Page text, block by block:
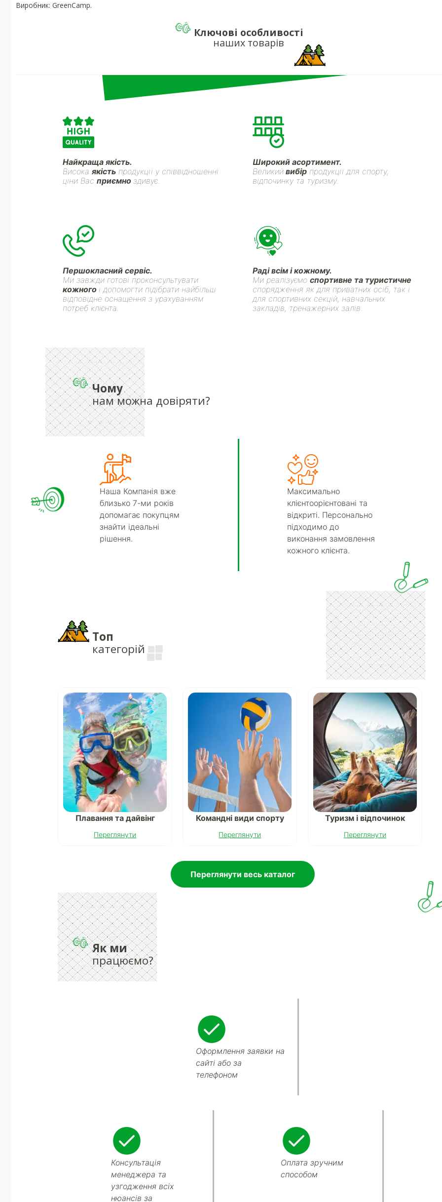
Виробник: GreenCamp.
Ключові особливості
наших товарів
Найкраща якість.
Висока якістьпродукції у співвідношенні
ціни Вас приємно здивує.
Широкий асортимент.
Великийвибірпродукції для спорту,
відпочинку та туризму.
Першокласний сервіс.
Ми завжди готові проконсультувати
кожного і допомогти підібрати найбільш
відповідне оснащення з урахуванням
потреб клієнта.
Раді всім і кожному.
Ми реалізуємо спортивне та туристичне
спорядження як для приватних осіб, так і
для спортивних секцій, навчальних
закладів, тренажерних залів.
Чому
нам можна довіряти?
Наша Компанія вже
близько 7-ми років
допомагає покупцям
знайти ідеальні
рішення.
Максимально
клієнтоорієнтовані та
відкриті. Персонально
підходимо до
виконання замовлення
кожного клієнта.
Топ
категорій
Плавання та дайвінг
Переглянути
Командні види спорту
Переглянути
Туризм і відпочинок
Переглянути
Переглянути весь каталог
Як ми
працюємо?
Оформлення заявки на
сайті або за
телефоном
Консультація
менеджера та
узгодження всіх
нюансів за
Оплата зручним
способом